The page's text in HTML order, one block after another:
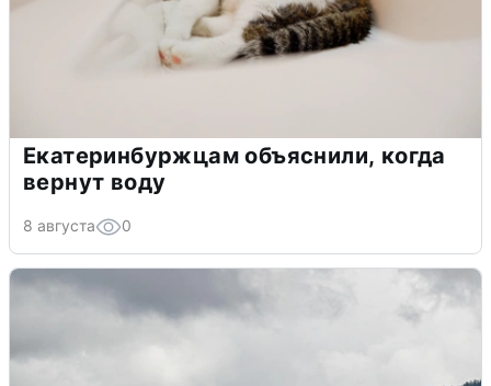
Екатеринбуржцам объяснили, когда
вернут воду
8 августа 0